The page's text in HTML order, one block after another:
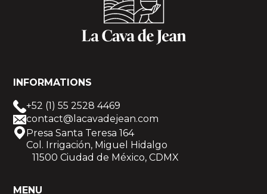
INFORMATIONS
+52 (1) 55 2528 4469
contact@lacavadejean.com
Presa Santa Teresa 164
Col. Irrigación, Miguel Hidalgo
11500 Ciudad de México, CDMX
MENU